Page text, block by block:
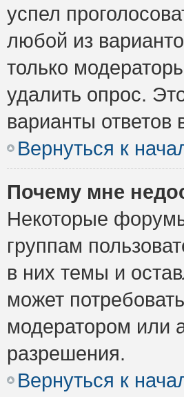
успел
любой из
только
удалить опрос.
варианты ответов
Вернуться к
Почему мне
Некоторые
группам
в них темы и
может
модератором или
разрешения.
Вернуться к